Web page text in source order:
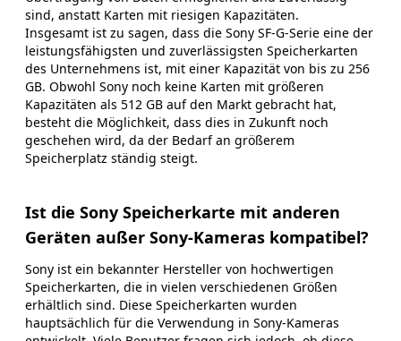
sind, anstatt Karten mit riesigen Kapazitäten.
Insgesamt ist zu sagen, dass die Sony SF-G-Serie eine der
leistungsfähigsten und zuverlässigsten Speicherkarten
des Unternehmens ist, mit einer Kapazität von bis zu 256
GB. Obwohl Sony noch keine Karten mit größeren
Kapazitäten als 512 GB auf den Markt gebracht hat,
besteht die Möglichkeit, dass dies in Zukunft noch
geschehen wird, da der Bedarf an größerem
Speicherplatz ständig steigt.
Ist die Sony Speicherkarte mit anderen
Geräten außer Sony-Kameras kompatibel?
Sony ist ein bekannter Hersteller von hochwertigen
Speicherkarten, die in vielen verschiedenen Größen
erhältlich sind. Diese Speicherkarten wurden
hauptsächlich für die Verwendung in Sony-Kameras